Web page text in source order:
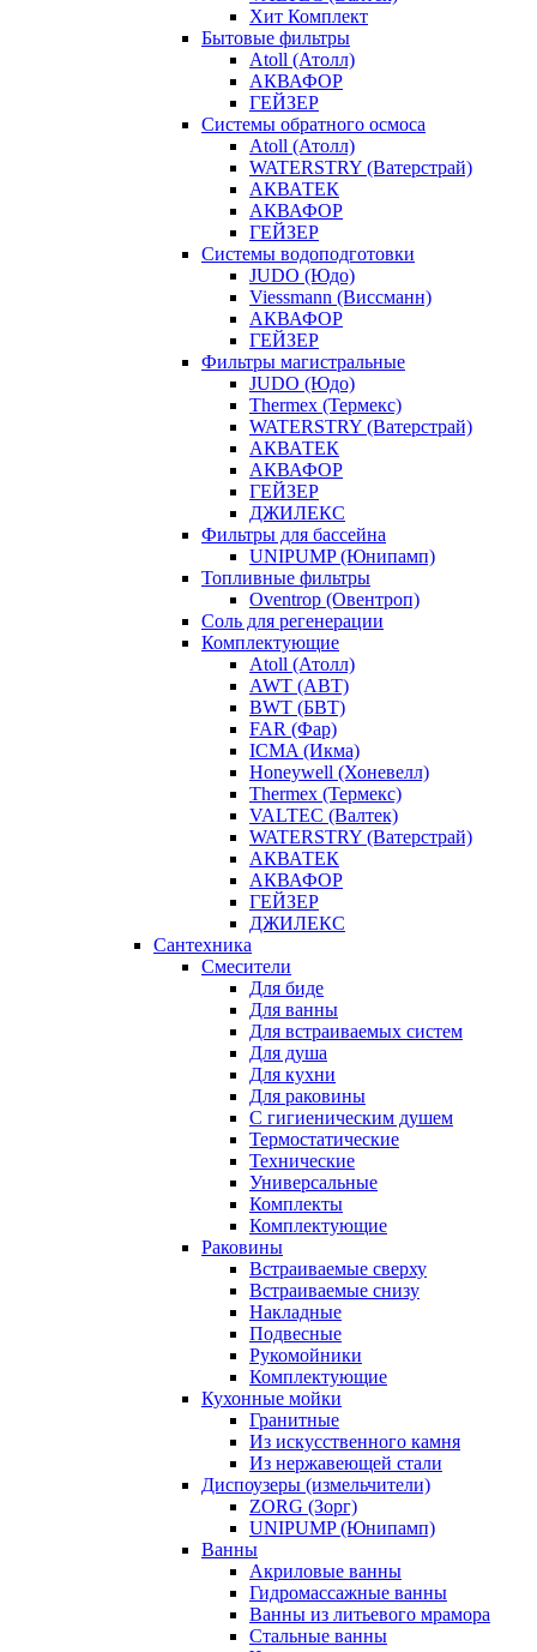
Хит Комплект
Бытовые фильтры
Atoll (Атолл)
АКВАФОР
ГЕЙЗЕР
Системы обратного осмоса
Atoll (Атолл)
WATERSTRY (Ватерстрай)
АКВАТЕК
АКВАФОР
ГЕЙЗЕР
Системы водоподготовки
JUDO (Юдо)
Viessmann (Виссманн)
АКВАФОР
ГЕЙЗЕР
Фильтры магистральные
JUDO (Юдо)
Thermex (Термекс)
WATERSTRY (Ватерстрай)
АКВАТЕК
АКВАФОР
ГЕЙЗЕР
ДЖИЛЕКС
Фильтры для бассейна
UNIPUMP (Юнипамп)
Топливные фильтры
Oventrop (Овентроп)
Соль для регенерации
Комплектующие
Atoll (Атолл)
AWT (АВТ)
BWT (БВТ)
FAR (Фар)
ICMA (Икма)
Honeywell (Хоневелл)
Thermex (Термекс)
VALTEC (Валтек)
WATERSTRY (Ватерстрай)
АКВАТЕК
АКВАФОР
ГЕЙЗЕР
ДЖИЛЕКС
Сантехника
Смесители
Для биде
Для ванны
Для встраиваемых систем
Для душа
Для кухни
Для раковины
С гигиеническим душем
Термостатические
Технические
Универсальные
Комплекты
Комплектующие
Раковины
Встраиваемые сверху
Встраиваемые снизу
Накладные
Подвесные
Рукомойники
Комплектующие
Кухонные мойки
Гранитные
Из искусственного камня
Из нержавеющей стали
Диспоузеры (измельчители)
ZORG (Зорг)
UNIPUMP (Юнипамп)
Ванны
Акриловые ванны
Гидромассажные ванны
Ванны из литьевого мрамора
Стальные ванны